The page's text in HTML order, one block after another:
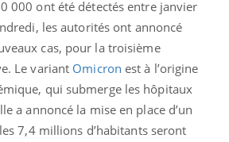
000 ont été détectés entre janvier
les autorités ont annoncé
cas, pour la troisième
Le variant Omicron est à l’origine
qui submerge les hôpitaux
a annoncé la mise en place d’un
7,4 millions d’habitants seront